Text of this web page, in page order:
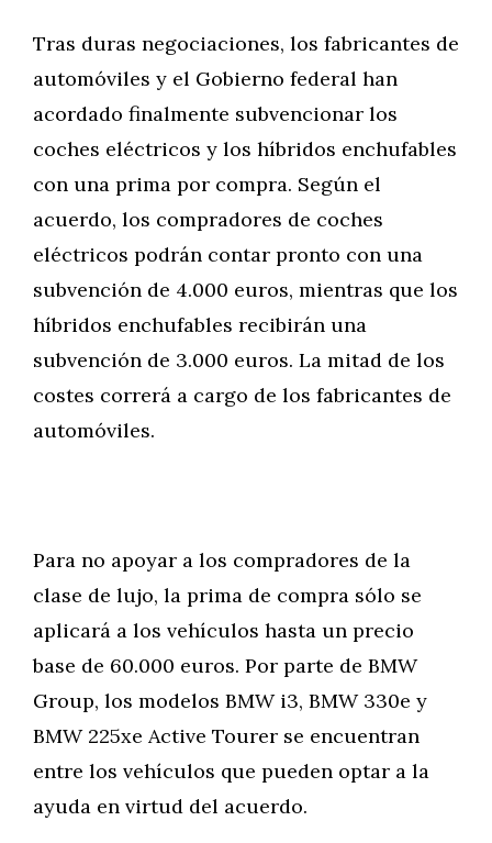
Tras duras negociaciones, los fabricantes de
automóviles y el Gobierno federal han
acordado finalmente subvencionar los
coches eléctricos y los híbridos enchufables
con una prima por compra. Según el
acuerdo, los compradores de coches
eléctricos podrán contar pronto con una
subvención de 4.000 euros, mientras que los
híbridos enchufables recibirán una
subvención de 3.000 euros. La mitad de los
costes correrá a cargo de los fabricantes de
automóviles.
Para no apoyar a los compradores de la
clase de lujo, la prima de compra sólo se
aplicará a los vehículos hasta un precio
base de 60.000 euros. Por parte de BMW
Group, los modelos BMW i3, BMW 330e y
BMW 225xe Active Tourer se encuentran
entre los vehículos que pueden optar a la
ayuda en virtud del acuerdo.